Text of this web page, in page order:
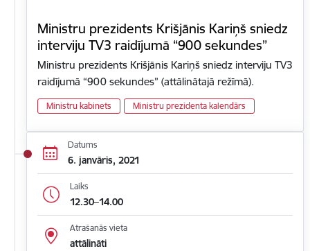
Ministru prezidents Krišjānis Kariņš sniedz
interviju TV3 raidījumā “900 sekundes”
Ministru prezidents Krišjānis Kariņš sniedz interviju TV3
raidījumā “900 sekundes” (attālinātajā režīmā).
Ministru kabinets Ministru prezidenta kalendārs
Datums
6. janvāris, 2021
Laiks
12.30–14.00
Atrašanās vieta
attālināti